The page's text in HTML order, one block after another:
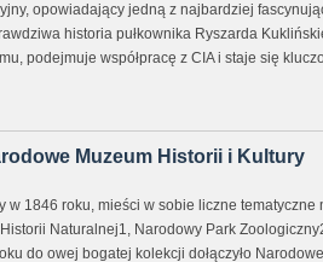
opowiadający jedną z najbardziej
historia pułkownika Ryszarda
podejmuje współpracę z CIA i staje się
Muzeum Historii i Kultury
w 1846 roku, mieści w sobie liczne tematyczne
Naturalnej1, Narodowy Park
do owej bogatej kolekcji dołączyło